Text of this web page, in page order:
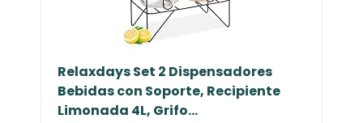
Relaxdays Set 2 Dispensadores
Bebidas con Soporte, Recipiente
Limonada 4L, Grifo...